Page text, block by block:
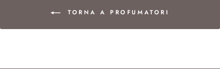
TORNA A PROFUMATORI